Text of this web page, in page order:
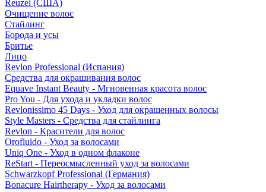
Reuzel (США)
Очищение волос
Стайлинг
Борода и усы
Бритье
Лицо
Revlon Professional (Испания)
Средства для окрашивания волос
Equave Instant Beauty - Мгновенная красота волос
Pro You - Для ухода и укладки волос
Revlonissimo 45 Days - Уход для окрашенных волосы
Style Masters - Средства для стайлинга
Revlon - Красители для волос
Orofluido - Уход за волосами
Uniq One - Уход в одном флаконе
ReStart - Переосмысленный уход за волосами
Schwarzkopf Professional (Германия)
Bonacure Hairtherapy - Уход за волосами